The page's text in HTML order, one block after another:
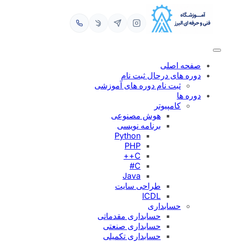
محتوا
صفحه اصلی
دوره های درحال ثبت نام
ثبت نام دوره های آموزشی
دوره ها
کامپیوتر
هوش مصنوعی
برنامه نویسی
Python
PHP
C++
C#
Java
طراحی سایت
ICDL
حسابداری
حسابداری مقدماتی
حسابداری صنعتی
حسابداری تکمیلی